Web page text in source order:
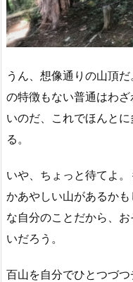
うん、想像通りの山頂
の特徴もない普通はわ
いのだ、これでほんと
る。
いや、ちょっと待てよ
かあやしい山があるか
な自分のことだから、
いだろう。
百山を自分でひとつづ